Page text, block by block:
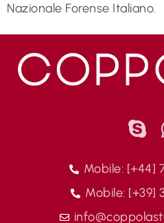
Nazionale Forense Italiano.
Mobile: [+44]
Mobile: [+39]